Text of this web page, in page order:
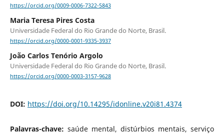
https://orcid.org/0009-0006-7322-5843
Maria Teresa Pires Costa
Universidade Federal do Rio Grande do Norte, Brasil.
https://orcid.org/0000-0001-9335-3937
João Carlos Tenório Argolo
Universidade Federal do Rio Grande do Norte, Brasil.
https://orcid.org/0000-0003-3157-9628
DOI: https://doi.org/10.14295/idonline.v20i81.4374
Palavras-chave: saúde mental, distúrbios mentais, serviço